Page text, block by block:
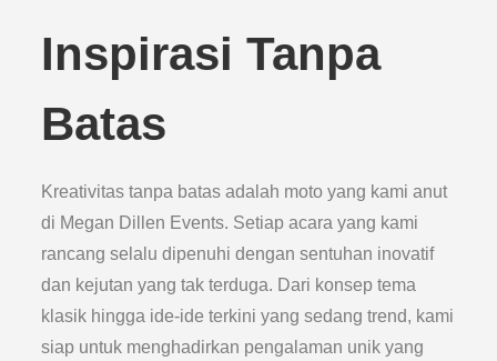
Inspirasi Tanpa
Batas
Kreativitas tanpa batas adalah moto yang kami anut
di Megan Dillen Events. Setiap acara yang kami
rancang selalu dipenuhi dengan sentuhan inovatif
dan kejutan yang tak terduga. Dari konsep tema
klasik hingga ide-ide terkini yang sedang trend, kami
siap untuk menghadirkan pengalaman unik yang